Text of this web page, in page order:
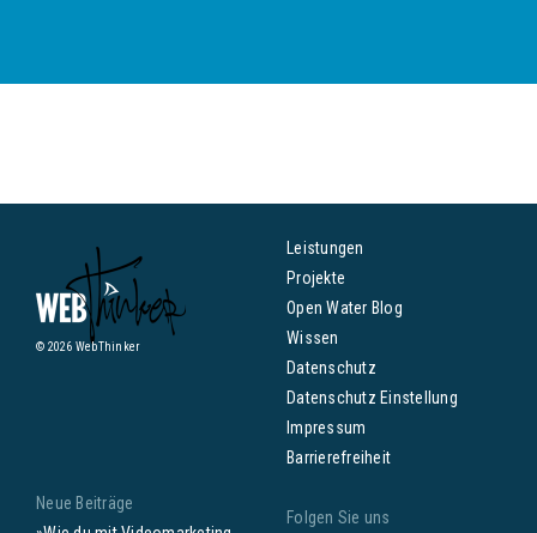
© 2026 WebThinker
Leistungen
Projekte
Open Water Blog
Wissen
Datenschutz
Datenschutz Einstellung
Impressum
Barrierefreiheit
Neue Beiträge
Folgen Sie uns